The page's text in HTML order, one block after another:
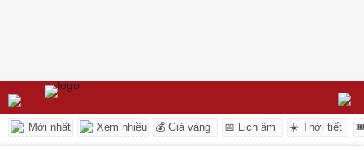
Mới nhất Xem nhiều 💰 Giá vàng 📅 Lịch âm ☀️ Thời tiết